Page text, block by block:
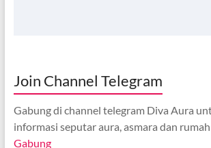
Join Channel Telegram
Gabung di channel telegram Diva Aura
informasi seputar aura, asmara dan
Gabung